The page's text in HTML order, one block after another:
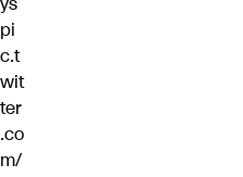
pi
c.t
wit
ter
.co
m/